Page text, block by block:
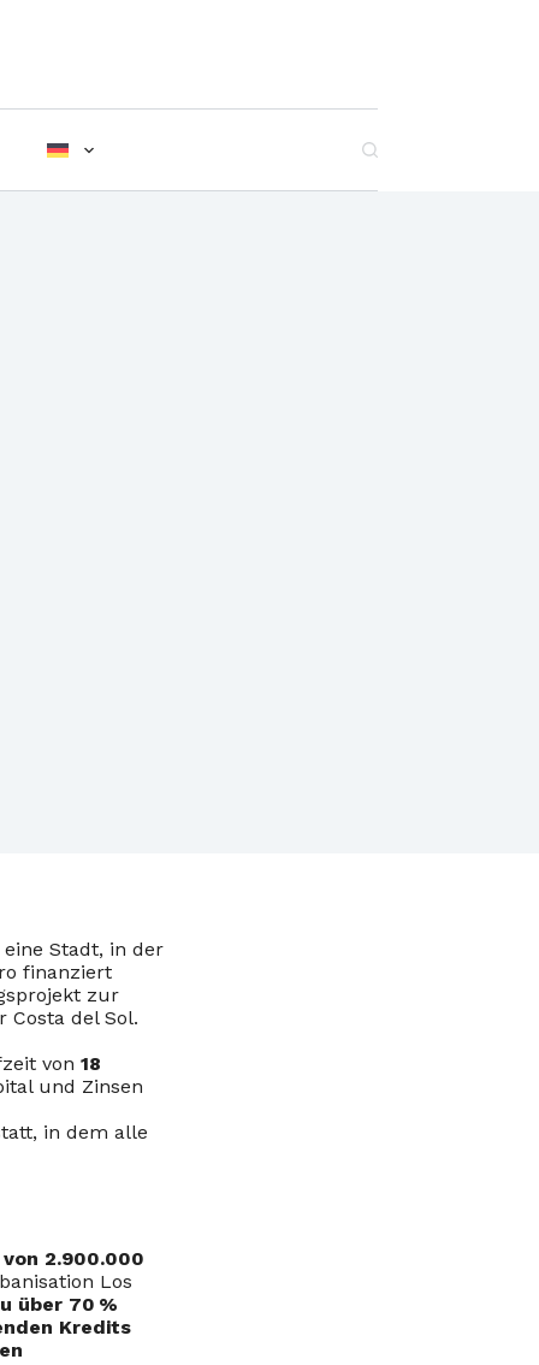
Stadt, in der
finanziert
zur
Costa del Sol.
von 18
und Zinsen
in dem alle
2.900.000
Los
über 70 %
Kredits